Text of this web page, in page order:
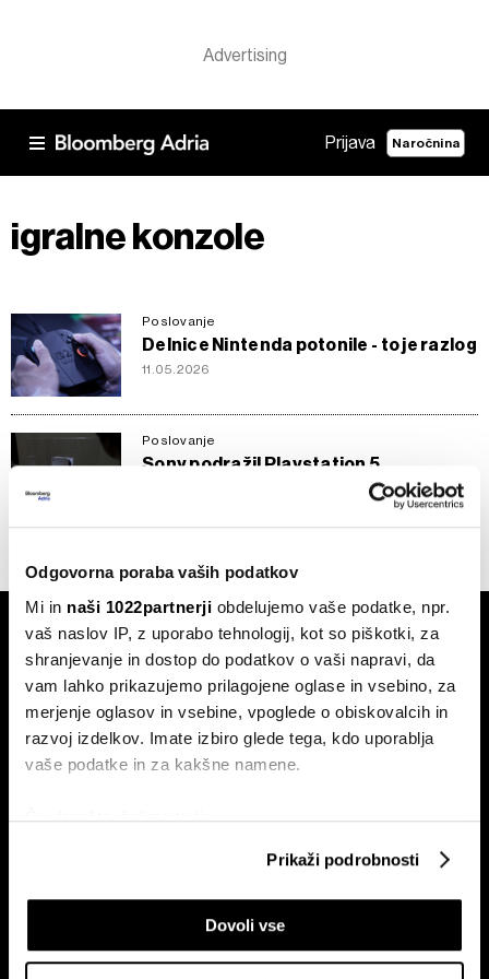
Odgovorna poraba vaših podatkov
Mi in naši 1022partnerji obdelujemo vaše podatke, npr.
vaš naslov IP, z uporabo tehnologij, kot so piškotki, za
shranjevanje in dostop do podatkov o vaši napravi, da
vam lahko prikazujemo prilagojene oglase in vsebino, za
merjenje oglasov in vsebine, vpoglede o obiskovalcih in
razvoj izdelkov. Imate izbiro glede tega, kdo uporablja
vaše podatke in za kakšne namene.
Če dovolite, želimo tudi:
Zbirati informacije o vaši geografski lokaciji, ki so
Identificirati napravo z aktivnim preverjanjem
lastnosti (odčitavanje prstnih odtisov)
Poglejte si še, kako se obdelujejo vaši osebni podatki in
Prikaži podrobnosti
Dovoli vse
Prijava Naročnina
igralne konzole
Poslovanje
Delnice Nintenda potonile - to je razlog
11.05.2026
Poslovanje
Sony podražil Playstation 5
Naročite se na e-
Finančni trgi
Videos
Bloomberg Adria dogodki